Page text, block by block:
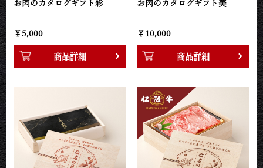
お肉のカタログギフト彩
￥5,000
商品詳細
お肉のカタログギフト美
￥10,000
商品詳細